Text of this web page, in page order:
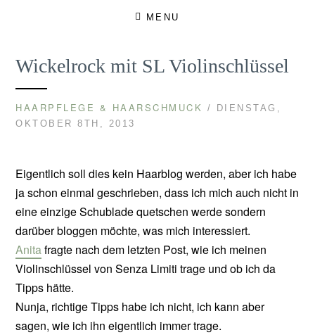
MENU
Wickelrock mit SL Violinschlüssel
HAARPFLEGE & HAARSCHMUCK
/ DIENSTAG,
OKTOBER 8TH, 2013
Eigentlich soll dies kein Haarblog werden, aber ich habe
ja schon einmal geschrieben, dass ich mich auch nicht in
eine einzige Schublade quetschen werde sondern
darüber bloggen möchte, was mich interessiert.
Anitafragte nach dem letzten Post, wie ich meinen
Violinschlüssel von Senza Limiti trage und ob ich da
Tipps hätte.
Nunja, richtige Tipps habe ich nicht, ich kann aber
sagen, wie ich ihn eigentlich immer trage.